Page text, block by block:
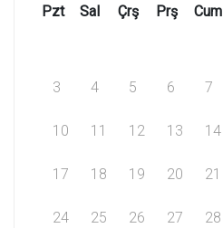
Pzt
Sal Çrş Prş Cum
3 4 5 6 7
10 11 12 13 14
17 18 19 20 21
24 25 26 27 28